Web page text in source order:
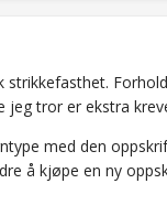
strikkefasthet.
jeg tror er ekstra
med den
å kjøpe en ny